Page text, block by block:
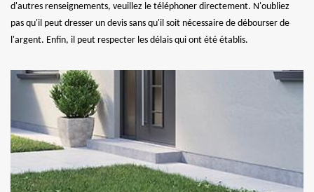
d'autres renseignements, veuillez le téléphoner directement. N'oubliez
pas qu'il peut dresser un devis sans qu'il soit nécessaire de débourser de
l'argent. Enfin, il peut respecter les délais qui ont été établis.